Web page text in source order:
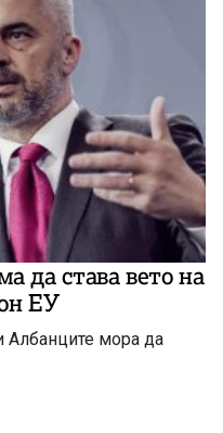
да става вето на
ЕУ
Албанците мора да